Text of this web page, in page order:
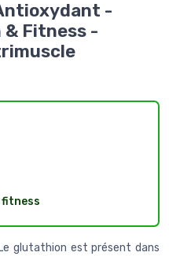
-
& Fitness -
fitness
Le glutathion est présent dans